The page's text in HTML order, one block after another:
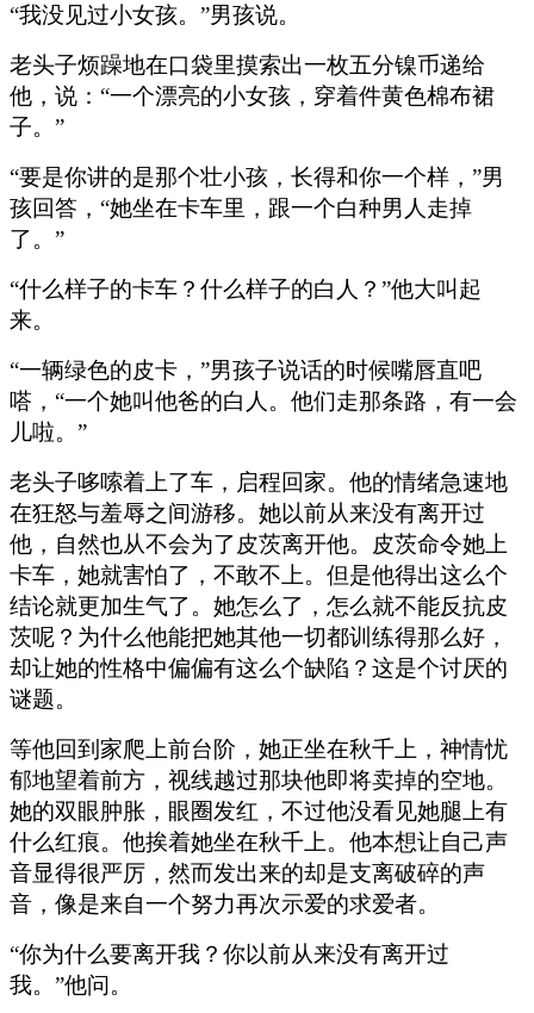
“我没见过小女孩。”男孩说。
老头子烦躁地在口袋里摸索出一枚五分镍币递给
他，说：“一个漂亮的小女孩，穿着件黄色棉布裙
子。”
“要是你讲的是那个壮小孩，长得和你一个样，”男
孩回答，“她坐在卡车里，跟一个白种男人走掉
了。”
“什么样子的卡车？什么样子的白人？”他大叫起
来。
“一辆绿色的皮卡，”男孩子说话的时候嘴唇直吧
嗒，“一个她叫他爸的白人。他们走那条路，有一会
儿啦。”
老头子哆嗦着上了车，启程回家。他的情绪急速地
在狂怒与羞辱之间游移。她以前从来没有离开过
他，自然也从不会为了皮茨离开他。皮茨命令她上
卡车，她就害怕了，不敢不上。但是他得出这么个
结论就更加生气了。她怎么了，怎么就不能反抗皮
茨呢？为什么他能把她其他一切都训练得那么好，
却让她的性格中偏偏有这么个缺陷？这是个讨厌的
谜题。
等他回到家爬上前台阶，她正坐在秋千上，神情忧
郁地望着前方，视线越过那块他即将卖掉的空地。
她的双眼肿胀，眼圈发红，不过他没看见她腿上有
什么红痕。他挨着她坐在秋千上。他本想让自己声
音显得很严厉，然而发出来的却是支离破碎的声
音，像是来自一个努力再次示爱的求爱者。
“你为什么要离开我？你以前从来没有离开过
我。”他问。